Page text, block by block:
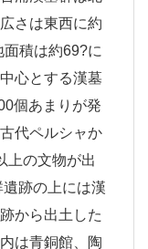
さは東西に約
積は約69?に
心とする漢墓
個あまりが発
代ペルシャか
上の文物が出
跡の上には漢
から出土した
は青銅館、陶